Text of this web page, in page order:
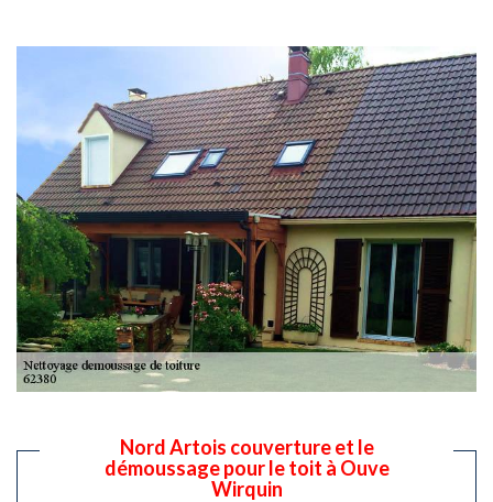
Nord Artois couverture et le
démoussage pour le toit à Ouve
Wirquin